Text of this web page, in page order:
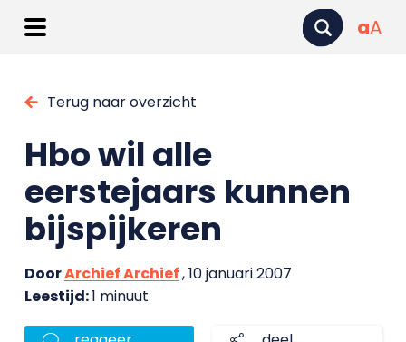
aA
Terug naar overzicht
Hbo wil alle
eerstejaars kunnen
bijspijkeren
DoorArchief Archief, 10 januari 2007
Leestijd:1 minuut